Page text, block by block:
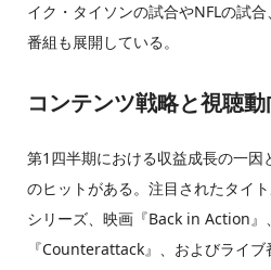
イク・タイソンの試合やNFLの試
番組も展開している。
コンテンツ戦略と視聴動
第1四半期における収益成長の一因
のヒットがある。注目されたタイ
シリーズ、映画『Back in Action』
『Counterattack』、およびライ